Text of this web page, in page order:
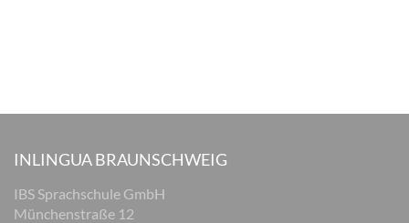
INLINGUA BRAUNSCHWEIG
IBS Sprachschule GmbH
Münchenstraße 12